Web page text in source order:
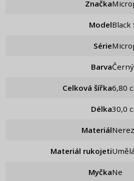
Značka
Model
Série
Barva Černý
Celková šířka 6,80
Délka 30,0
Materiál
Materiál rukojeti
Myčka Ne